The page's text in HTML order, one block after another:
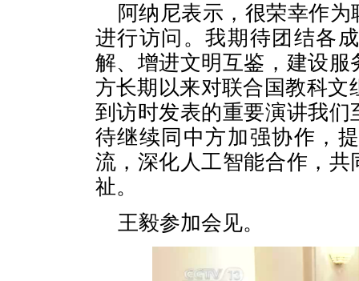
阿纳尼表示，很荣幸作
进行访问。我期待团结各
解、增进文明互鉴，建设
方长期以来对联合国教科文
到访时发表的重要演讲我
待继续同中方加强协作，
流，深化人工智能合作，
祉。
王毅参加会见。